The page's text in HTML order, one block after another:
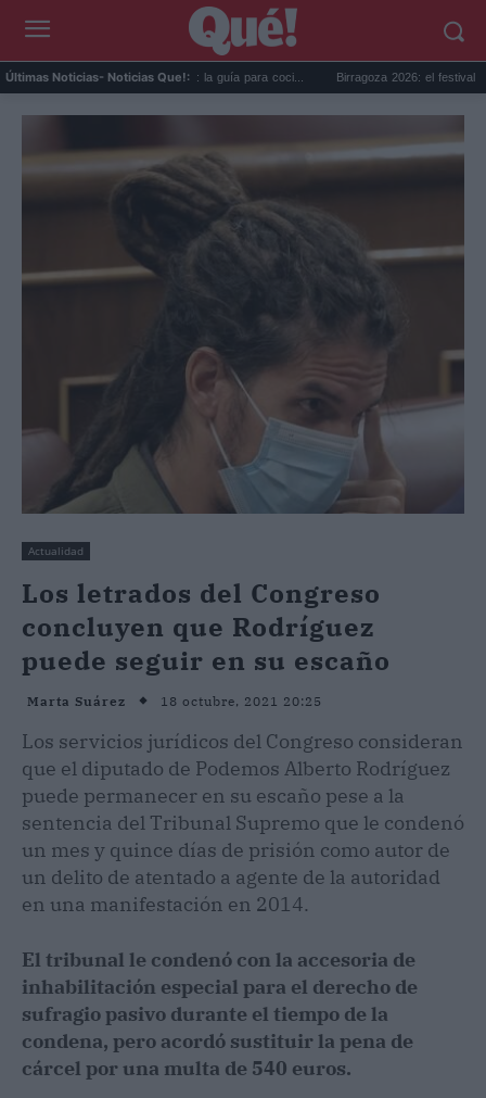
Últimas Noticias- Noticias Que!:
de la Cerveza: la guía para coci... Birragoza 2026: el festival de
Actualidad
Los letrados del Congreso
concluyen que Rodríguez
puede seguir en su escaño
Marta Suárez 18 octubre, 2021 20:25
Los servicios jurídicos del Congreso consideran
que el diputado de Podemos Alberto Rodríguez
puede permanecer en su escaño pese a la
sentencia del Tribunal Supremo que le condenó
un mes y quince días de prisión como autor de
un delito de atentado a agente de la autoridad
en una manifestación en 2014.
El tribunal le condenó con la accesoria de
inhabilitación especial para el derecho de
sufragio pasivo durante el tiempo de la
condena, pero acordó sustituir la pena de
cárcel por una multa de 540 euros.